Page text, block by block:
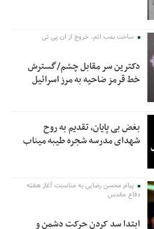
ساخت بمب اتم، خروج از ان پی تی
دکترین سر مقابل چشم/گسترش
خط قرمز ضاحیه به مرز اسرائیل
بغض بی پایان، تقدیم به روح
شهدای مدرسه شجره طیبه میناب
پیام محسن رضایی به مناسبت آغاز هفته
دفاع مقدس
ابتدا سد کردن حرکت دشمن و